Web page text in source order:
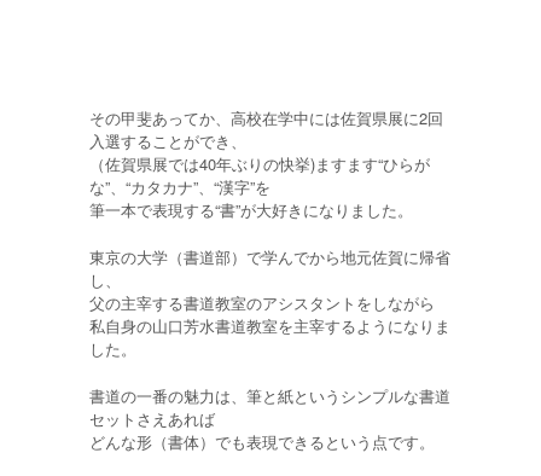
その甲斐あってか、高校在学中には佐賀県展に2回
入選することができ、
（佐賀県展では40年ぶりの快挙)ますます“ひらが
な”、“カタカナ”、“漢字”を
筆一本で表現する“書”が大好きになりました。
東京の大学（書道部）で学んでから地元佐賀に帰省
し、
父の主宰する書道教室のアシスタントをしながら
私自身の山口芳水書道教室を主宰するようになりま
した。
書道の一番の魅力は、筆と紙というシンプルな書道
セットさえあれば
どんな形（書体）でも表現できるという点です。